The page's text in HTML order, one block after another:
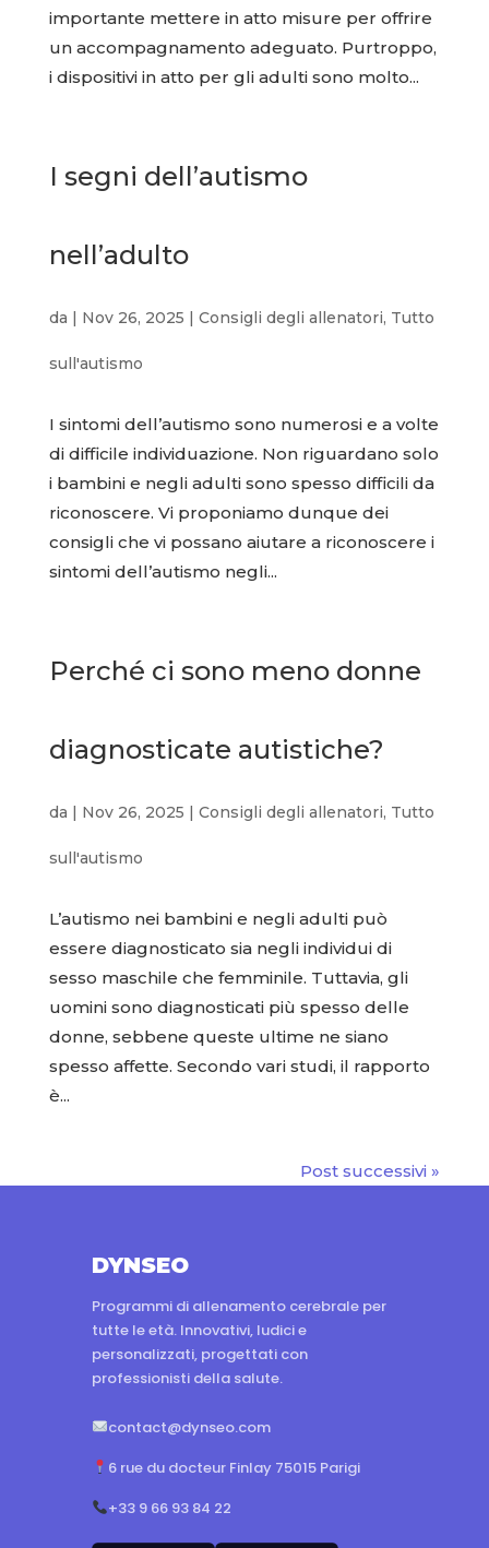
importante mettere in atto misure per offrire
un accompagnamento adeguato. Purtroppo,
i dispositivi in atto per gli adulti sono molto...
I segni dell’autismo
nell’adulto
da | Nov 26, 2025 | Consigli degli allenatori, Tutto
sull'autismo
I sintomi dell’autismo sono numerosi e a volte
di difficile individuazione. Non riguardano solo
i bambini e negli adulti sono spesso difficili da
riconoscere. Vi proponiamo dunque dei
consigli che vi possano aiutare a riconoscere i
sintomi dell’autismo negli...
Perché ci sono meno donne
diagnosticate autistiche?
da | Nov 26, 2025 | Consigli degli allenatori, Tutto
sull'autismo
L’autismo nei bambini e negli adulti può
essere diagnosticato sia negli individui di
sesso maschile che femminile. Tuttavia, gli
uomini sono diagnosticati più spesso delle
donne, sebbene queste ultime ne siano
spesso affette. Secondo vari studi, il rapporto
è...
Post successivi »
DYNSEO
Programmi di allenamento cerebrale per
tutte le età. Innovativi, ludici e
personalizzati, progettati con
professionisti della salute.
contact@dynseo.com
6 rue du docteur Finlay 75015 Parigi
+33 9 66 93 84 22